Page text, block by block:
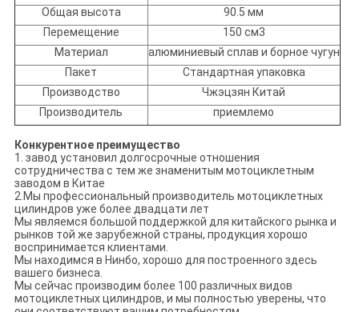
Общая высота
90.5 мм
Перемещение
150 см3
Материал
алюминиевый сплав и борное чугун
Пакет
Стандартная упаковка
Производство
Чжэцзян Китай
Производитель
приемлемо
Конкурентное преимущество
1. завод установил долгосрочные отношения
сотрудничества с тем же знаменитым мотоциклетным
заводом в Китае
2.Мы профессиональный производитель мотоциклетных
цилиндров уже более двадцати лет
Мы являемся большой поддержкой для китайского рынка и
рынков той же зарубежной страны, продукция хорошо
воспринимается клиентами.
Мы находимся в Нинбо, хорошо для построенного здесь
вашего бизнеса.
Мы сейчас производим более 100 различных видов
мотоциклетных цилиндров, и мы полностью уверены, что